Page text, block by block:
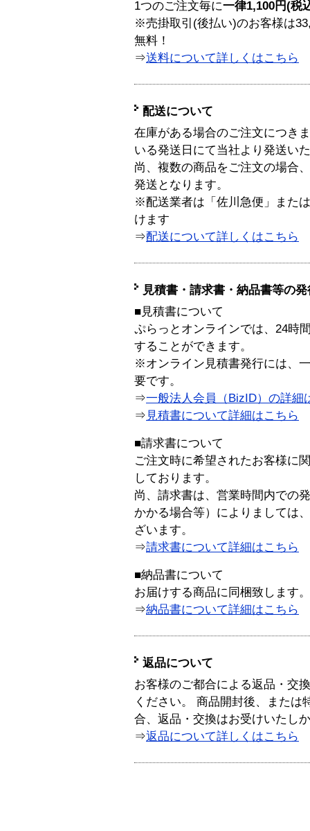
1つのご注文毎に一律1,100円(税
※売掛取引(後払い)のお客様は
無料！
⇒送料について詳しくはこちら
配送について
在庫がある場合のご注文につき
いる発送日にて当社より発送い
尚、複数の商品をご注文の場合
発送となります。
※配送業者は「佐川急便」また
けます
⇒配送について詳しくはこちら
見積書・請求書・納品書等の
■見積書について
ぷらっとオンラインでは、24時
することができます。
※オンライン見積書発行には、
要です。
⇒一般法人会員（BizID）の詳細
⇒ 見積書について詳細はこちら
■請求書について
ご注文時に希望されたお客様に
しております。
尚、請求書は、営業時間内での
かかる場合等）によりましては
ざいます。
⇒請求書について詳細はこちら
■納品書について
お届けする商品に同梱致します。
⇒納品書について詳細はこちら
返品について
お客様のご都合による返品・交
ください。 商品開封後、または
合、返品・交換はお受けいたし
⇒返品について詳しくはこちら